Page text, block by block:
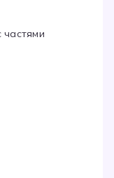
частями